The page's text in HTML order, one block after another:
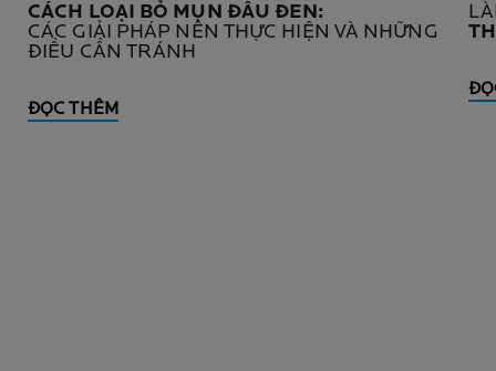
CÁCH LOẠI BỎ MỤN ĐẦU ĐEN:
CÁC GIẢI PHÁP NÊN THỰC HIỆN VÀ NHỮNG
ĐIỀU CẦN TRÁNH
ĐỌC THÊM